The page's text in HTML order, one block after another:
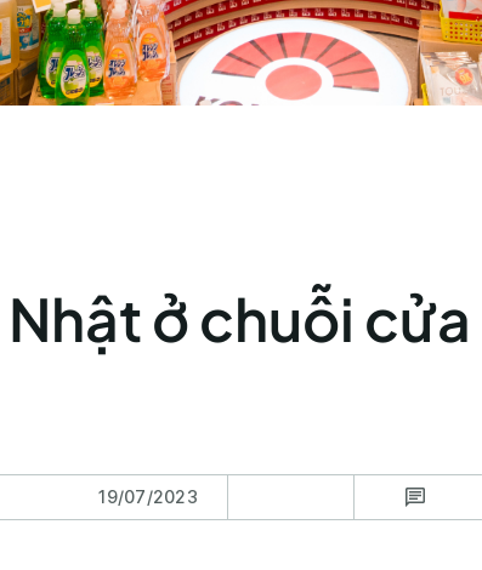
ở chuỗi cửa
19/07/2023